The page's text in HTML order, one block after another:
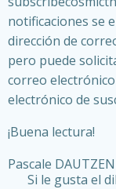
notificaciones se
dirección de
pero puede
correo
electrónico de
¡Buena lectura!
Pascale
Si le gusta el